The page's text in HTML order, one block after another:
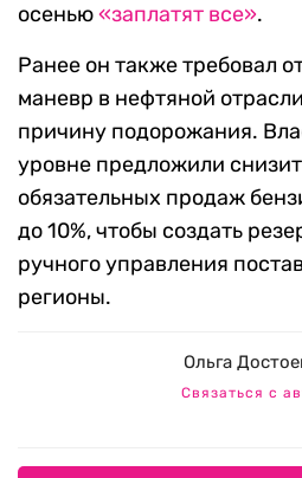
осенью«заплатят все».
Ранее он также требовал
маневр в нефтяной
причину подорожания.
уровне предложили
обязательных продаж
до 10%, чтобы создать
ручного управления
регионы.
Ольга
Связаться с